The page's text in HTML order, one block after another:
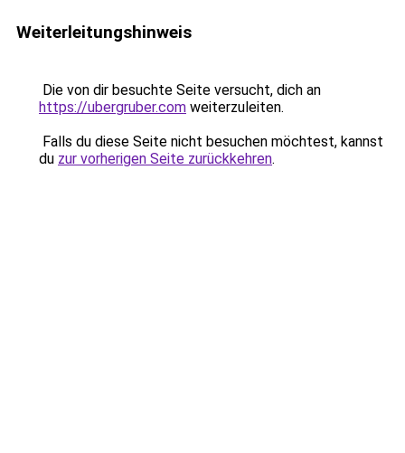
Weiterleitungshinweis
Die von dir besuchte Seite versucht, dich an
https://ubergruber.com weiterzuleiten.
Falls du diese Seite nicht besuchen möchtest, kannst
du zur vorherigen Seite zurückkehren.